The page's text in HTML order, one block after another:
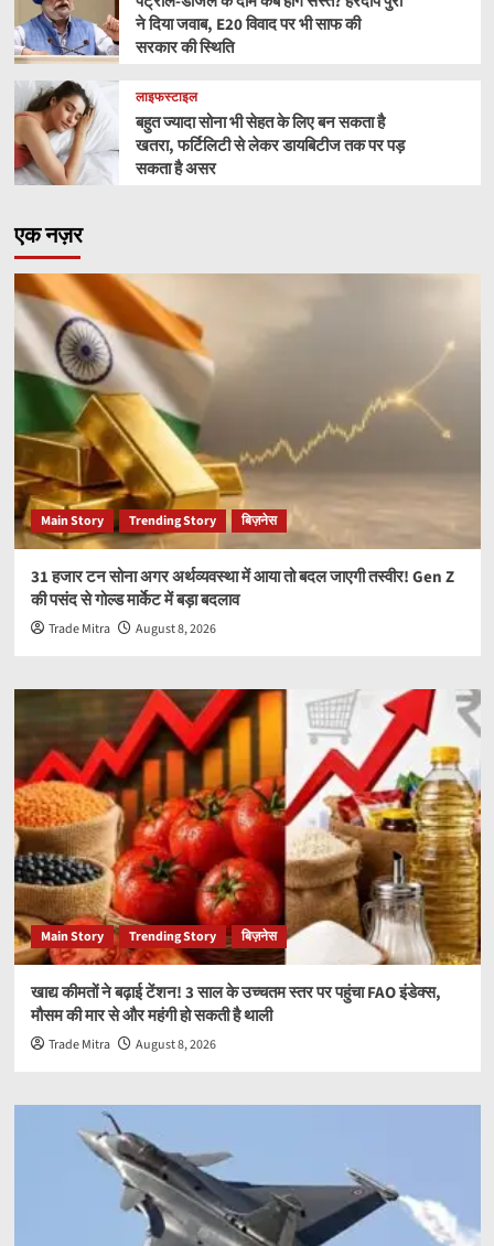
ने दिया जवाब, E20 विवाद पर भी साफ की
सरकार की स्थिति
लाइफस्टाइल
बहुत ज्यादा सोना भी सेहत के लिए बन सकता है
खतरा, फर्टिलिटी से लेकर डायबिटीज तक पर पड़
सकता है असर
एक नज़र
Main Story Trending Story बिज़नेस
31 हजार टन सोना अगर अर्थव्यवस्था में आया तो बदल जाएगी तस्वीर! Gen Z
की पसंद से गोल्ड मार्केट में बड़ा बदलाव
Trade Mitra August 8, 2026
Main Story Trending Story बिज़नेस
खाद्य कीमतों ने बढ़ाई टेंशन! 3 साल के उच्चतम स्तर पर पहुंचा FAO इंडेक्स,
मौसम की मार से और महंगी हो सकती है थाली
Trade Mitra August 8, 2026